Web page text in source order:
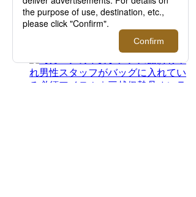
＜エトロ＞｜髙橋海人とのコラボレーション
による「ETRO per Kaito Takahashi」から新
たなコレクションが登場【伊勢丹新宿店】